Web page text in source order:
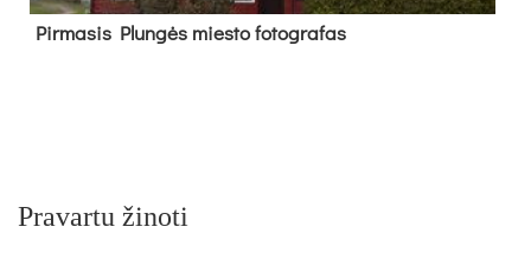
Pir­ma­sis Plun­gės mies­to fo­tog­ra­fas
Pravartu žinoti